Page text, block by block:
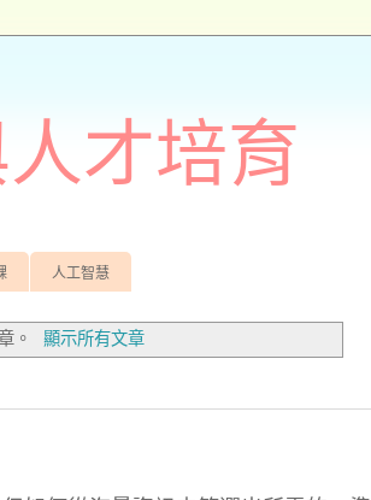
才培育
人工智慧
。 顯示所有文章